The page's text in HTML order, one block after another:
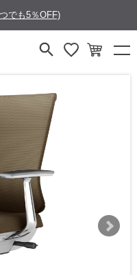
でも5％OFF)